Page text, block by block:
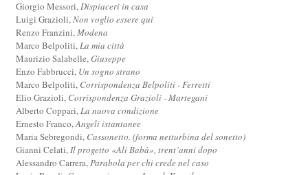
Giorgio Messori,Dispiaceri in casa
Luigi Grazioli,Non voglio essere qui
Renzo Franzini,Modena
Marco Belpoliti,La mia città
Maurizio Salabelle,Giuseppe
Enzo Fabbrucci, Un sogno strano
Marco Belpoliti, Corrispondenza Belpoliti - Ferretti
Elio Grazioli, Corrispondenza Grazioli - Martegani
Alberto Coppari,La nuova condizione
Ernesto Franco,Angeli istantanee
Maria Sebregondi, Cassonetto. (forma netturbina del sonetto)
Gianni Celati,Il progetto «Alì Babà», trent’anni dopo
Alessandro Carrera,Parabola per chi crede nel caso